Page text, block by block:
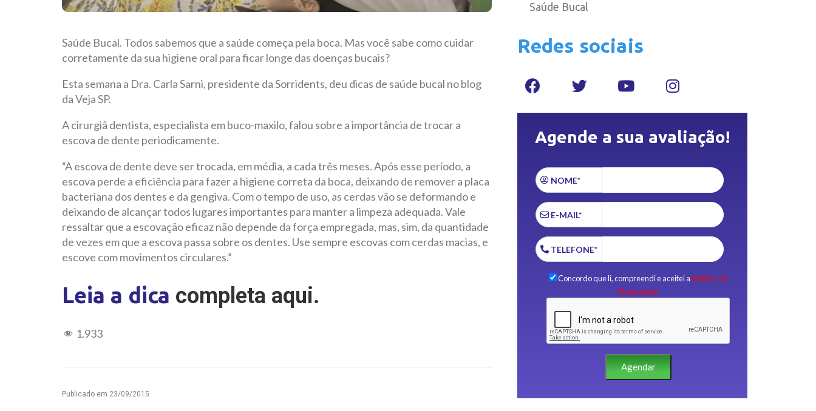
Saúde Bucal. Todos sabemos que a saúde começa pela boca. Mas você sabe como cuidar
corretamente da sua higiene oral para ficar longe das doenças bucais?
Esta semana a Dra. Carla Sarni, presidente da Sorridents, deu dicas de saúde bucal no blog
da Veja SP.
A cirurgiã dentista, especialista em buco-maxilo, falou sobre a importância de trocar a
escova de dente periodicamente.
“A escova de dente deve ser trocada, em média, a cada três meses. Após esse período, a
escova perde a eficiência para fazer a higiene correta da boca, deixando de remover a placa
bacteriana dos dentes e da gengiva. Com o tempo de uso, as cerdas vão se deformando e
deixando de alcançar todos lugares importantes para manter a limpeza adequada. Vale
ressaltar que a escovação eficaz não depende da força empregada, mas, sim, da quantidade
de vezes em que a escova passa sobre os dentes. Use sempre escovas com cerdas macias, e
escove com movimentos circulares.”
Leia a dica completa aqui.
1.933
Publicado em 23/09/2015
Saúde Bucal
Redes sociais
Agende a sua avaliação!
NOME*
E-MAIL*
TELEFONE*
Concordo que li, compreendi e aceitei aPolítica de
Privacidade.
Agendar